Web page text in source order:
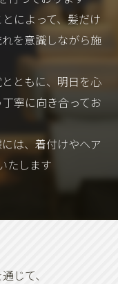
によって、髪だけ
を意識しながら施
ともに、明日を心
寧に向き合ってお
は、着付けやヘア
たします
じて、